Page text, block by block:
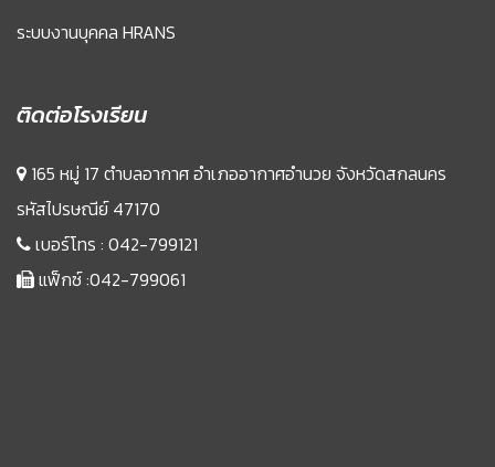
ระบบงานบุคคล HRANS
ติดต่อโรงเรียน
165 หมู่ 17 ตำบลอากาศ อำเภออากาศอำนวย จังหวัดสกลนคร
รหัสไปรษณีย์ 47170
เบอร์โทร : 042-799121
แฟ็กซ์ :042-799061